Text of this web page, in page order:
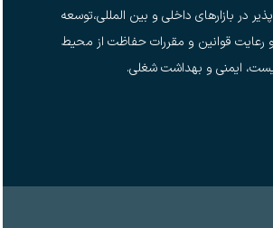
در بازارهای داخلی و بین المللی،توسعه
رعایت قوانین و مقررات حفاظت از محیط
ایمنی و بهداشت شغلی.